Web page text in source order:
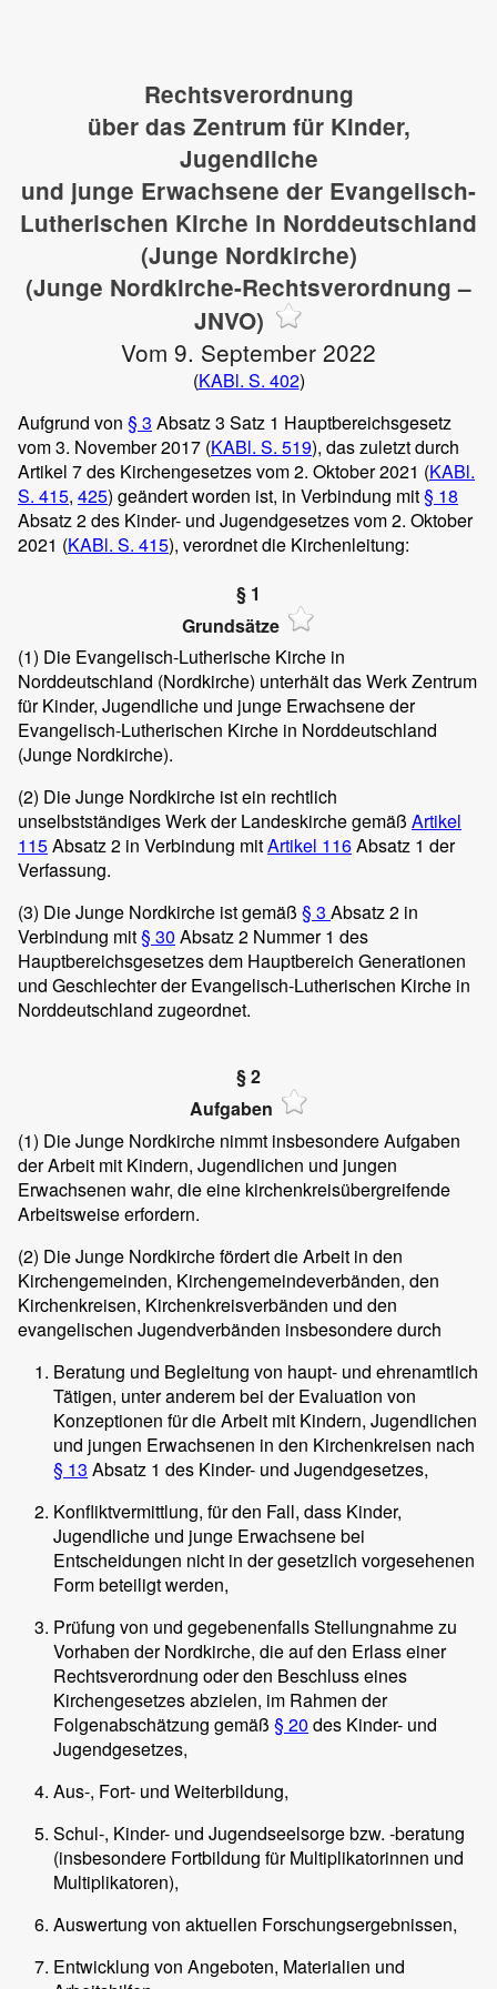
Rechtsverordnung
über das Zentrum für Kinder,
Jugendliche
und junge Erwachsene der Evangelisch-
Lutherischen Kirche in Norddeutschland
(Junge Nordkirche)
(Junge Nordkirche-Rechtsverordnung –
JNVO)
Vom 9. September 2022
(KABl. S. 402)
Aufgrund von § 3 Absatz 3 Satz 1 Hauptbereichsgesetz
vom 3. November 2017 (KABl. S. 519), das zuletzt durch
Artikel 7 des Kirchengesetzes vom 2. Oktober 2021 (KABl.
S. 415, 425) geändert worden ist, in Verbindung mit§ 18
Absatz 2 des Kinder- und Jugendgesetzes vom 2. Oktober
2021 (KABl. S. 415), verordnet die Kirchenleitung:
§ 1
Grundsätze
(1) Die Evangelisch-Lutherische Kirche in
Norddeutschland (Nordkirche) unterhält das Werk Zentrum
für Kinder, Jugendliche und junge Erwachsene der
Evangelisch-Lutherischen Kirche in Norddeutschland
(Junge Nordkirche).
(2) Die Junge Nordkirche ist ein rechtlich
unselbstständiges Werk der Landeskirche gemäß Artikel
115Absatz 2 in Verbindung mitArtikel 116Absatz 1 der
Verfassung.
(3) Die Junge Nordkirche ist gemäß § 3 Absatz 2 in
Verbindung mit§ 30 Absatz 2 Nummer 1 des
Hauptbereichsgesetzes dem Hauptbereich Generationen
und Geschlechter der Evangelisch-Lutherischen Kirche in
Norddeutschland zugeordnet.
§ 2
Aufgaben
(1) Die Junge Nordkirche nimmt insbesondere Aufgaben
der Arbeit mit Kindern, Jugendlichen und jungen
Erwachsenen wahr, die eine kirchenkreisübergreifende
Arbeitsweise erfordern.
(2) Die Junge Nordkirche fördert die Arbeit in den
Kirchengemeinden, Kirchengemeindeverbänden, den
Kirchenkreisen, Kirchenkreisverbänden und den
evangelischen Jugendverbänden insbesondere durch
Beratung und Begleitung von haupt- und ehrenamtlich
Tätigen, unter anderem bei der Evaluation von
Konzeptionen für die Arbeit mit Kindern, Jugendlichen
und jungen Erwachsenen in den Kirchenkreisen nach
§ 13 Absatz 1 des Kinder- und Jugendgesetzes,
Konfliktvermittlung, für den Fall, dass Kinder,
Jugendliche und junge Erwachsene bei
Entscheidungen nicht in der gesetzlich vorgesehenen
Form beteiligt werden,
Prüfung von und gegebenenfalls Stellungnahme zu
Vorhaben der Nordkirche, die auf den Erlass einer
Rechtsverordnung oder den Beschluss eines
Kirchengesetzes abzielen, im Rahmen der
Folgenabschätzung gemäß § 20 des Kinder- und
Jugendgesetzes,
Aus-, Fort- und Weiterbildung,
Schul-, Kinder- und Jugendseelsorge bzw. -beratung
(insbesondere Fortbildung für Multiplikatorinnen und
Multiplikatoren),
Auswertung von aktuellen Forschungsergebnissen,
Entwicklung von Angeboten, Materialien und